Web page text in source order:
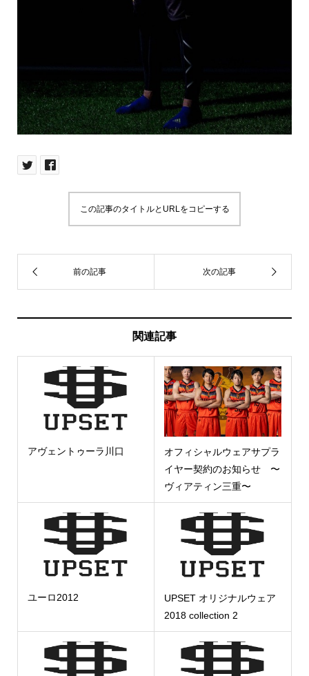
この記事のタイトルとURLをコピーする
関連記事
アヴェントゥーラ川口
オフィシャルウェアサプラ
イヤー契約のお知らせ 〜
ヴィアティン三重〜
ユーロ2012
UPSET オリジナルウェア
2018 collection 2